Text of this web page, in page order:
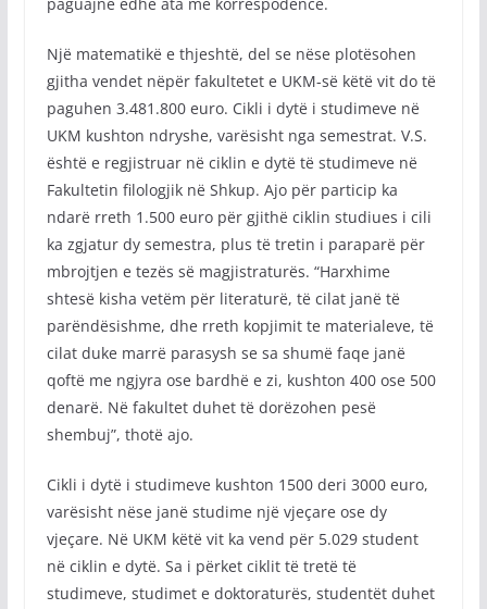
Një matematikë e thjeshtë, del se nëse plotësohen
gjitha vendet nëpër fakultetet e UKM-së këtë vit do të
paguhen 3.481.800 euro. Cikli i dytë i studimeve në
UKM kushton ndryshe, varësisht nga semestrat. V.S.
është e regjistruar në ciklin e dytë të studimeve në
Fakultetin filologjik në Shkup. Ajo për particip ka
ndarë rreth 1.500 euro për gjithë ciklin studiues i cili
ka zgjatur dy semestra, plus të tretin i paraparë për
mbrojtjen e tezës së magjistraturës. “Harxhime
shtesë kisha vetëm për literaturë, të cilat janë të
parëndësishme, dhe rreth kopjimit te materialeve, të
cilat duke marrë parasysh se sa shumë faqe janë
qoftë me ngjyra ose bardhë e zi, kushton 400 ose 500
denarë. Në fakultet duhet të dorëzohen pesë
shembuj”, thotë ajo.
Cikli i dytë i studimeve kushton 1500 deri 3000 euro,
varësisht nëse janë studime një vjeçare ose dy
vjeçare. Në UKM këtë vit ka vend për 5.029 student
në ciklin e dytë. Sa i përket ciklit të tretë të
studimeve, studimet e doktoraturës, studentët duhet